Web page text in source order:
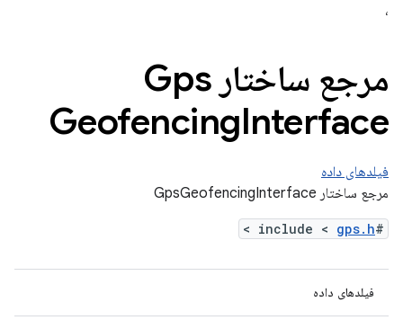
،
مرجع ساختار Gps
GeofencingInterface
فیلدهای داده
مرجع ساختار GpsGeofencingInterface
#include <
gps.h
>
فیلدهای داده